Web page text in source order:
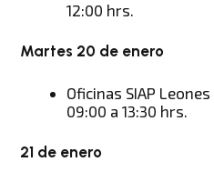
12:00 hrs.
Martes 20 de enero
Oficinas SIAP
09:00 a 13:30 hrs.
21 de enero